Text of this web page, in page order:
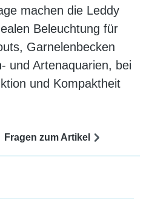
machen die Leddy
Beleuchtung für
Garnelenbecken
und Artenaquarien, bei
und Kompaktheit
Fragen zum Artikel